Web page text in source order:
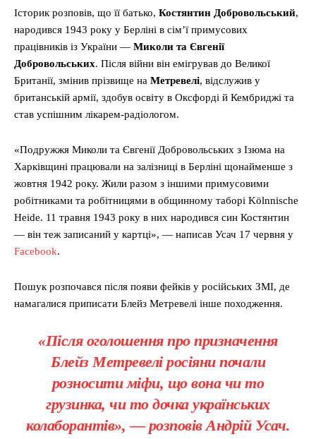
Історик розповів, що її батько, Костянтин Добровольський,
народився 1943 року у Берліні в сім’ї примусових
працівників із України — Миколи та Євгенії
Добровольських. Після війни він емігрував до Великої
Британії, змінив прізвище на Метревелі, відслужив у
британській армії, здобув освіту в Оксфорді й Кембриджі та
став успішним лікарем-радіологом.
«Подружжя Миколи та Євгенії Добровольських з Ізюма на
Харківщині працювали на залізниці в Берліні щонайменше з
жовтня 1942 року. Жили разом з іншими примусовими
робітниками та робітницями в общинному таборі Kölnnische
Heide. 11 травня 1943 року в них народився син Костянтин
— він теж записаний у картці», — написав Усач 17 червня у
Facebook.
Пошук розпочався після появи фейків у російських ЗМІ, де
намагалися приписати Блейз Метревелі інше походження.
«Після оголошення про призначення
Блейз Метревелі росіяни почали
розносити міфи, що вона чи то
грузинка, чи то дочка українських
колаборантів», — розповів Андрій Усач.